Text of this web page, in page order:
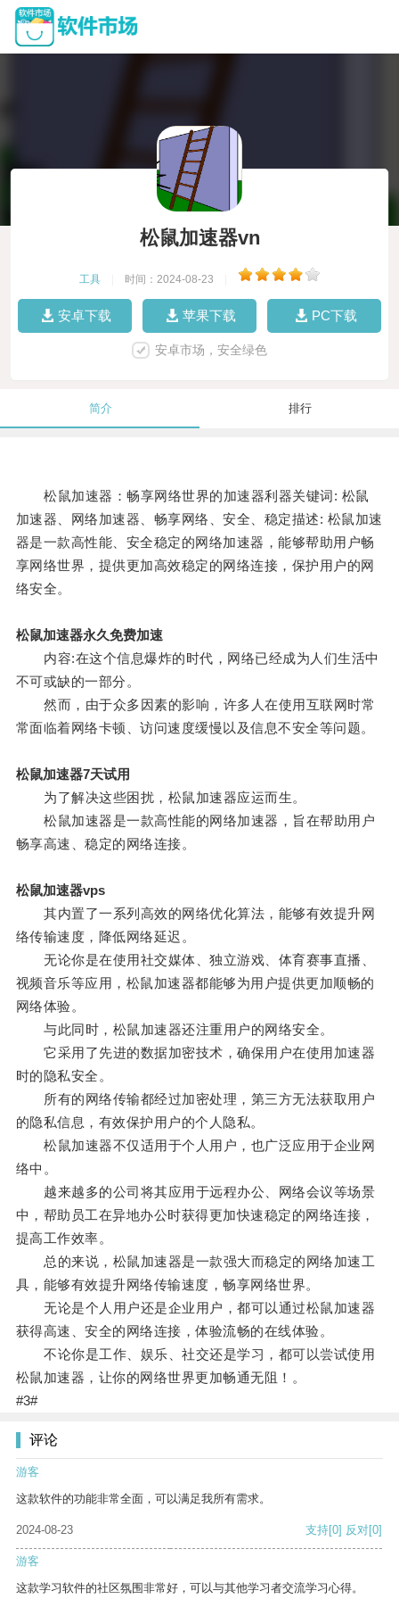
松鼠加速器vn
工具 时间：2024-08-23
安卓下载 苹果下载 PC下载
安卓市场，安全绿色
简介 排行
松鼠加速器：畅享网络世界的加速器利器关键词: 松鼠
加速器、网络加速器、畅享网络、安全、稳定描述: 松鼠加速
器是一款高性能、安全稳定的网络加速器，能够帮助用户畅
享网络世界，提供更加高效稳定的网络连接，保护用户的网
络安全。
松鼠加速器永久免费加速
内容:在这个信息爆炸的时代，网络已经成为人们生活中
不可或缺的一部分。
然而，由于众多因素的影响，许多人在使用互联网时常
常面临着网络卡顿、访问速度缓慢以及信息不安全等问题。
松鼠加速器7天试用
为了解决这些困扰，松鼠加速器应运而生。
松鼠加速器是一款高性能的网络加速器，旨在帮助用户
畅享高速、稳定的网络连接。
松鼠加速器vps
其内置了一系列高效的网络优化算法，能够有效提升网
络传输速度，降低网络延迟。
无论你是在使用社交媒体、独立游戏、体育赛事直播、
视频音乐等应用，松鼠加速器都能够为用户提供更加顺畅的
网络体验。
与此同时，松鼠加速器还注重用户的网络安全。
它采用了先进的数据加密技术，确保用户在使用加速器
时的隐私安全。
所有的网络传输都经过加密处理，第三方无法获取用户
的隐私信息，有效保护用户的个人隐私。
松鼠加速器不仅适用于个人用户，也广泛应用于企业网
络中。
越来越多的公司将其应用于远程办公、网络会议等场景
中，帮助员工在异地办公时获得更加快速稳定的网络连接，
提高工作效率。
总的来说，松鼠加速器是一款强大而稳定的网络加速工
具，能够有效提升网络传输速度，畅享网络世界。
无论是个人用户还是企业用户，都可以通过松鼠加速器
获得高速、安全的网络连接，体验流畅的在线体验。
不论你是工作、娱乐、社交还是学习，都可以尝试使用
松鼠加速器，让你的网络世界更加畅通无阻！。
#3#
评论
游客
这款软件的功能非常全面，可以满足我所有需求。
2024-08-23 支持[0] 反对[0]
游客
这款学习软件的社区氛围非常好，可以与其他学习者交流学习心得。